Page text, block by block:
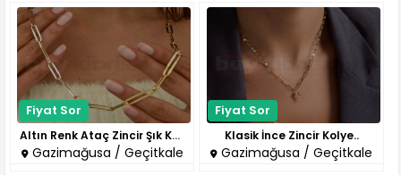
Fiyat Sor
Altın Renk Ataç Zincir Şık Kol..
Gazimağusa / Geçitkale
Fiyat Sor
Klasik İnce Zincir Kolye..
Gazimağusa / Geçitkale